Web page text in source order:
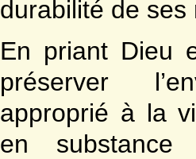
durabilité de ses
En priant Dieu
préserver
approprié à la
en